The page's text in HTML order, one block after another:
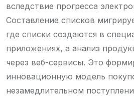
вследствие прогресса
Составление списков
где списки создаются в
приложениях, а анализ
через веб-сервисы. Это
инновационную модель
незамедлительном